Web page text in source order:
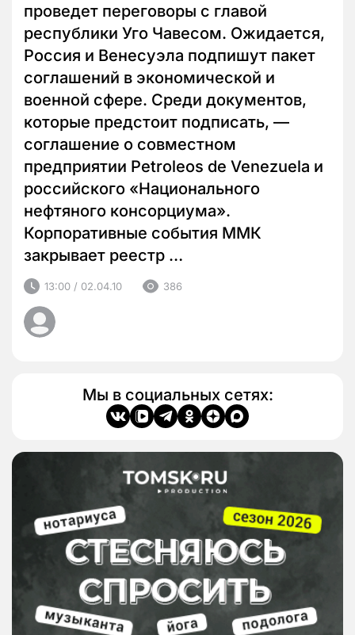
проведет переговоры с главой
республики Уго Чавесом. Ожидается,
Россия и Венесуэла подпишут пакет
соглашений в экономической и
военной сфере. Среди документов,
которые предстоит подписать, —
соглашение о совместном
предприятии Petroleos de Venezuela и
российского «Национального
нефтяного консорциума».
Корпоративные события ММК
закрывает реестр …
13:00 / 02.04.10 386
Мы в социальных сетях: